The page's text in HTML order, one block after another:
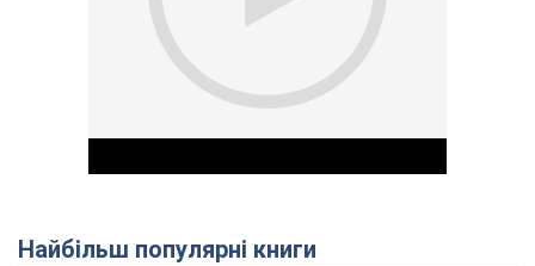
Найбільш популярні книги